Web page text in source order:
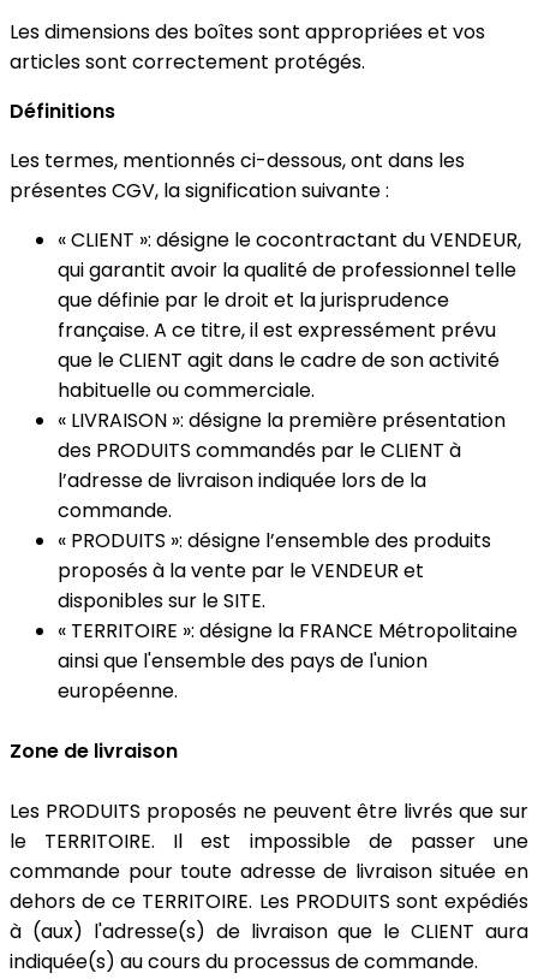
Les dimensions des boîtes sont appropriées et vos
articles sont correctement protégés.
Définitions
Les termes, mentionnés ci-dessous, ont dans les
présentes CGV, la signification suivante :
« CLIENT »: désigne le cocontractant du VENDEUR,
qui garantit avoir la qualité de professionnel telle
que définie par le droit et la jurisprudence
française. A ce titre, il est expressément prévu
que le CLIENT agit dans le cadre de son activité
habituelle ou commerciale.
« LIVRAISON »: désigne la première présentation
des PRODUITS commandés par le CLIENT à
l’adresse de livraison indiquée lors de la
commande.
« PRODUITS »: désigne l’ensemble des produits
proposés à la vente par le VENDEUR et
disponibles sur le SITE.
« TERRITOIRE »: désigne la FRANCE Métropolitaine
ainsi que l'ensemble des pays de l'union
européenne.
Zone de livraison
Les PRODUITS proposés ne peuvent être livrés que sur
le TERRITOIRE. Il est impossible de passer une
commande pour toute adresse de livraison située en
dehors de ce TERRITOIRE. Les PRODUITS sont expédiés
à (aux) l'adresse(s) de livraison que le CLIENT aura
indiquée(s) au cours du processus de commande.